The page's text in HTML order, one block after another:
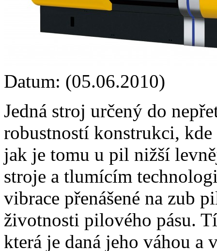
Datum: (05.06.2010)
Jedná stroj určený do
robustností konstrukci,
jak je tomu u pil nižší
stroje a tlumícím
vibrace přenášené na zub
životnosti pilového pásu.
která je daná jeho váhou a